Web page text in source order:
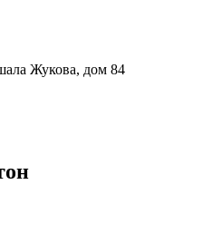
Жукова, дом 84